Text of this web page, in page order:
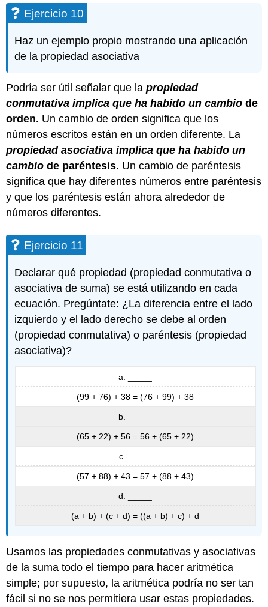
Ejercicio 10
Haz un ejemplo propio mostrando una aplicación
de la propiedad asociativa
Podría ser útil señalar que lapropiedad
conmutativa implica que ha habido un cambio de
orden. Un cambio de orden significa que los
números escritos están en un orden diferente. La
propiedadasociativa implica que ha habido un
cambio de paréntesis. Un cambio de paréntesis
significa que hay diferentes números entre paréntesis
y que los paréntesis están ahora alrededor de
números diferentes.
Ejercicio 11
Declarar qué propiedad (propiedad conmutativa o
asociativa de suma) se está utilizando en cada
ecuación. Pregúntate: ¿La diferencia entre el lado
izquierdo y el lado derecho se debe al orden
(propiedad conmutativa) o paréntesis (propiedad
asociativa)?
a. _____
(99 + 76) + 38 = (76 + 99) + 38
b. _____
(65 + 22) + 56 = 56 + (65 + 22)
c. _____
(57 + 88) + 43 = 57 + (88 + 43)
d. _____
(a + b) + (c + d) = ((a + b) + c) + d
Usamos las propiedades conmutativas y asociativas
de la suma todo el tiempo para hacer aritmética
simple; por supuesto, la aritmética podría no ser tan
fácil si no se nos permitiera usar estas propiedades.